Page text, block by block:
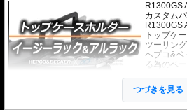
R1300GS
カスタム
R1300GS
トップケ
ツーリン
ヘプコ&ベ
る為のベ
いなくて
込むデザイ
つづきを見る